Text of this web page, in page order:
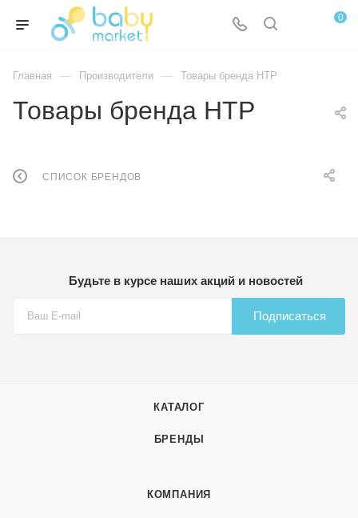
0
Главная — Производители — Товары бренда HTP
Товары бренда HTP
СПИСОК БРЕНДОВ
Будьте в курсе наших акций и новостей
Подписаться
КАТАЛОГ
БРЕНДЫ
КОМПАНИЯ